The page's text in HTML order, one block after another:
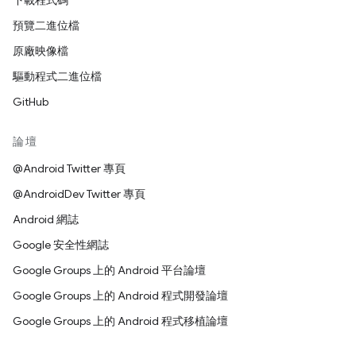
預覽二進位檔
原廠映像檔
驅動程式二進位檔
GitHub
論壇
@Android Twitter 專頁
@AndroidDev Twitter 專頁
Android 網誌
Google 安全性網誌
Google Groups 上的 Android 平台論壇
Google Groups 上的 Android 程式開發論壇
Google Groups 上的 Android 程式移植論壇